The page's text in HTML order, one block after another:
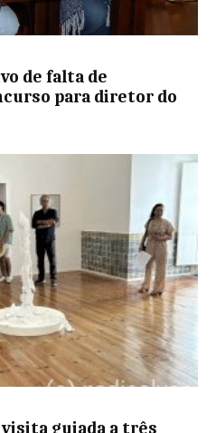
de falta de
para diretor do
guiada a três